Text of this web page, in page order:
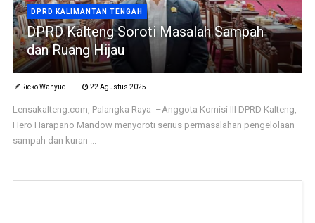
DPRD KALIMANTAN TENGAH
DPRD Kalteng Soroti Masalah Sampah
dan Ruang Hijau
Ricko Wahyudi 22 Agustus 2025
Lensakalteng.com, Palangka Raya –Anggota Komisi III DPRD Kalteng,
Hero Harapano Mandow menyoroti serius permasalahan pengelolaan
sampah dan kuran ...